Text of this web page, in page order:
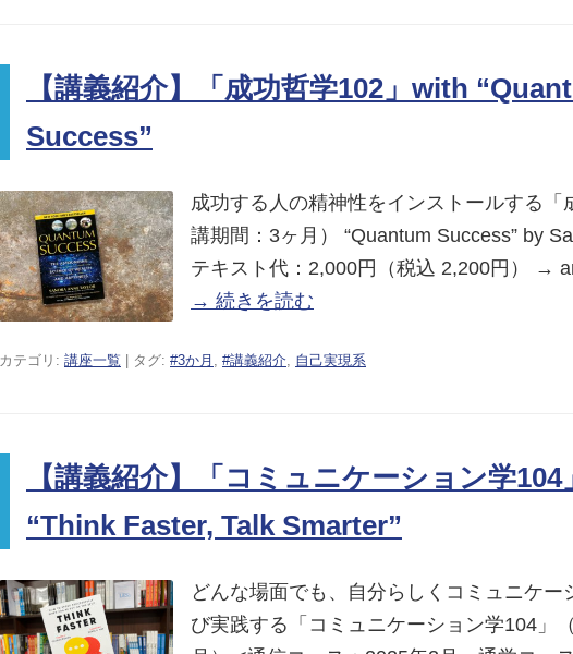
【講義紹介】「成功哲学102」with
Success”
成功する人の精神性をインストールする「
講期間：3ヶ月） “Quantum Success” by
テキスト代：2,000円（税込 2,200円） →
→ 続きを読む
カテゴリ: 講座一覧 | タグ: #3か月 , #講義紹介, 自己実現系
【講義紹介】「コミュニケーション学
“Think Faster, Talk Smarter”
どんな場面でも、自分らしくコミュニケー
び実践する「コミュニケーション学104」